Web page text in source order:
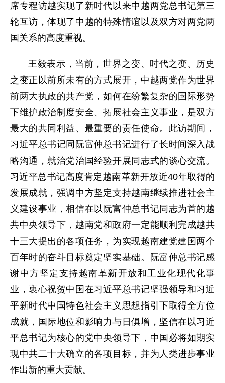
席专程访越实现了新时代以来中越两党总书记第三
轮互访，体现了中越的特殊情谊以及双方对两党两
国关系的高度重视。
王毅表示，当前，世界之变、时代之变、历史
之变正以前所未有的方式展开，中越两党作为世界
前两大执政的共产党，如何在纷繁复杂的国际形势
下维护政治制度安全、拓展社会主义事业，是双方
最大的共同利益、最重要的责任使命。此访期间，
习近平总书记同阮富仲总书记进行了长时间深入战
略沟通，就治党治国经验开展同志式的谈心交流。
习近平总书记高度肯定越南革新开放近40年取得的
发展成就，强调中方坚定支持越南继续推进社会主
义建设事业，相信在以阮富仲总书记同志为首的越
共中央领导下，越南党和政府一定能顺利完成越共
十三大提出的各项任务，为实现越南建党建国两个
百年时的奋斗目标奠定坚实基础。阮富仲总书记感
谢中方坚定支持越南革新开放和工业化现代化事
业，衷心祝贺中国在习近平总书记坚强领导和习近
平新时代中国特色社会主义思想指引下取得全方位
成就，国际地位和影响力与日俱增，坚信在以习近
平总书记为核心的党中央领导下，中国必将如期实
现中共二十大确立的各项目标，并为人类进步事业
作出新的重大贡献。